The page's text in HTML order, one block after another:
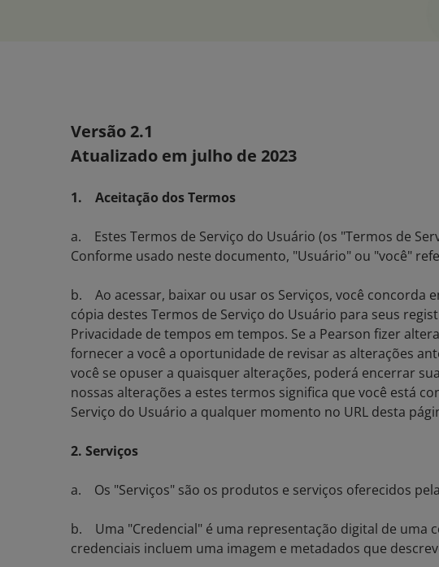
Versão 2.1
Atualizado em julho de 2023
1. Aceitação dos Termos
a. Estes Termos de Serviço do Usuário (os "Termos de
Conforme usado neste documento, "Usuário" ou "você"
b. Ao acessar, baixar ou usar os Serviços, você concorda
cópia destes Termos de Serviço do Usuário para seus
Privacidade de tempos em tempos. Se a Pearson fizer
fornecer a você a oportunidade de revisar as alterações
você se opuser a quaisquer alterações, poderá encerrar
nossas alterações a estes termos significa que você está
Serviço do Usuário a qualquer momento no URL desta
2. Serviços
a. Os "Serviços" são os produtos e serviços oferecidos
b. Uma "Credencial" é uma representação digital de uma
credenciais incluem uma imagem e metadados que